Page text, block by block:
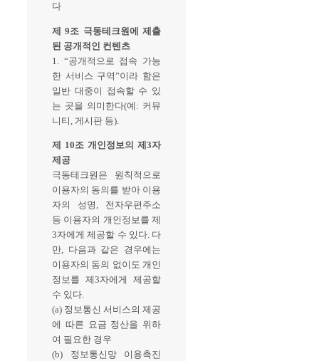
다
제 9조 극동테크원에 제출
된 공개적인 컨텐츠
1. “공개적으로 접속 가능
한 서비스 구역”이라 함은
일반 대중이 접속할 수 있
는 곳을 의미한다(예: 커뮤
니티, 게시판 등).
제 10조 개인정보의 제3자
제공
극동테크원은 원칙적으로
이용자의 동의를 받아 이용
자의 성명, 전자우편주소
등 이용자의 개인정보를 제
3자에게 제공할 수 있다. 다
만, 다음과 같은 경우에는
이용자의 동의 없이도 개인
정보를 제3자에게 제공할
수 있다.
(a) 정보통신 서비스의 제공
에 따른 요금 정산을 위하
여 필요한 경우
(b) 정보통신망 이용촉진